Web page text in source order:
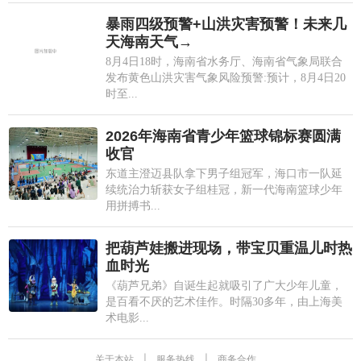
暴雨四级预警+山洪灾害预警！未来几
天海南天气→
8月4日18时，海南省水务厅、海南省气象局联合
发布黄色山洪灾害气象风险预警:预计，8月4日20
时至...
2026年海南省青少年篮球锦标赛圆满
收官
东道主澄迈县队拿下男子组冠军，海口市一队延
续统治力斩获女子组桂冠，新一代海南篮球少年
用拼搏书...
把葫芦娃搬进现场，带宝贝重温儿时热
血时光
《葫芦兄弟》自诞生起就吸引了广大少年儿童，
是百看不厌的艺术佳作。时隔30多年，由上海美
术电影...